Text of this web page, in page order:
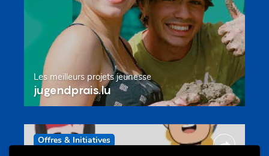
Les meilleurs projets jeunesse
jugendprais.lu
Offres & Initiatives